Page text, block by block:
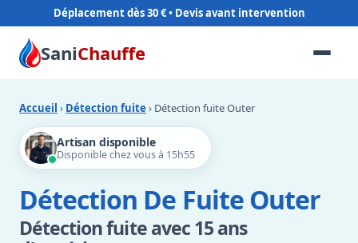
Déplacement dès 30 €
SaniChauffe
Accueil › Détection fuite › Détection fuite Outer
Artisan disponible
Disponible chez vous à 15h55
Détection De Fuite Outer
Détection fuite avec 15 ans